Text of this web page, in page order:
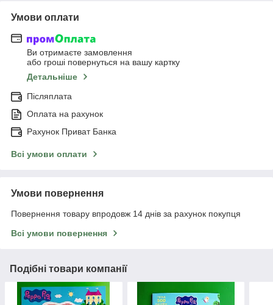
Умови оплати
Ви отримаєте замовлення
або гроші повернуться на вашу картку
Детальніше
Післяплата
Оплата на рахунок
Рахунок Приват Банка
Всі умови оплати
Умови повернення
Повернення товару впродовж 14 днів за рахунок покупця
Всі умови повернення
Подібні товари компанії